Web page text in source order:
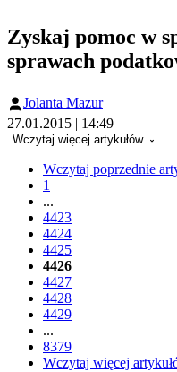
Zyskaj pomoc w
sprawach
Jolanta Mazur
27.01.2015 | 14:49
Wczytaj więcej artykułów
Wczytaj poprzednie
1
...
4423
4424
4425
4426
4427
4428
4429
...
8379
Wczytaj więcej